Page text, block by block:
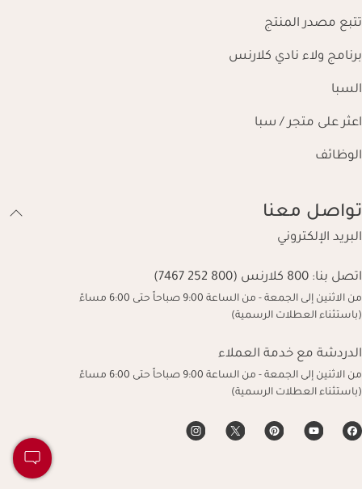
تتبع مصدر المنتج
برنامج ولاء نادي كلارنس
السبا
اعثر على متجر / سبا
الوظائف
تواصل معنا
البريد الإلكتروني
اتصل بنا: 800 كلارنس (800 252 7467)
من الاثنين إلى الجمعة - من الساعة 9:00 صباحاً حتى 6:00 مساءً
(باستثناء العطلات الرسمية)
الدردشة مع خدمة العملاء
من الاثنين إلى الجمعة - من الساعة 9:00 صباحاً حتى 6:00 مساءً
(باستثناء العطلات الرسمية)